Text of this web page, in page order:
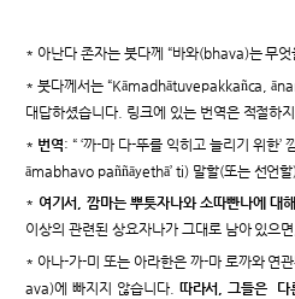
* 아난다 존자는 붓다께 “바와(bhava)는 무엇
* 붓다께서는 “Kāmadhātuvepakkañca,
대답하셨습니다. 링크에 있는 번역은 적절하
* 번역: “ ‘까-마 다-뚜를 익히고 늘리기 위한
āmabhavo paññāyethā’ ti) 말할(또는 선언할
* 여기서, 깜마는 뿌툿자나와 소따빤나에 대
이상의 관련된 상요자나가 그대로 남아 있으
* 아나-가-미 또는 아라한은 까-마 로까와 연
ava)에 빠지지 않습니다. 따라서, 그들은 다